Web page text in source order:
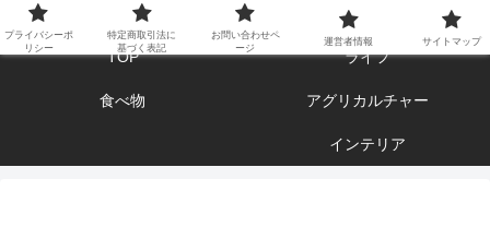
エンジョイ ブログライフ
TOP ライフ
食べ物 アグリカルチャー
インテリア
プライバシーポ
リシー
特定商取引法に
基づく表記
お問い合わせペ
ージ
運営者情報 サイトマップ